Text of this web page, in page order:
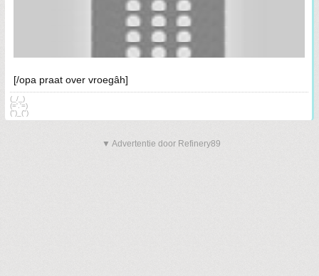
[/opa praat over vroegâh]
(_/_)
(='.'=)
(")_(")
▼ Advertentie door Refinery89